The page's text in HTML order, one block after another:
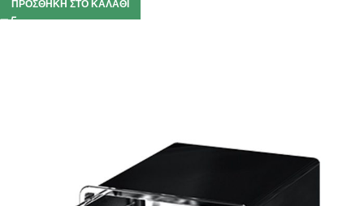
ΠΡΟΣΘΉΚΗ ΣΤΟ ΚΑΛΆΘΙ